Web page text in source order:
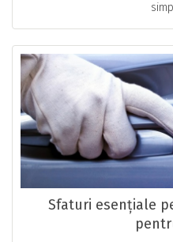
Sfaturi esențiale